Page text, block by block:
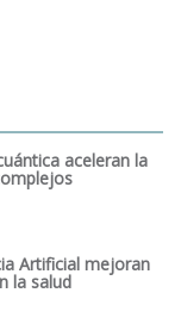
aceleran la
Artificial mejoran
la salud